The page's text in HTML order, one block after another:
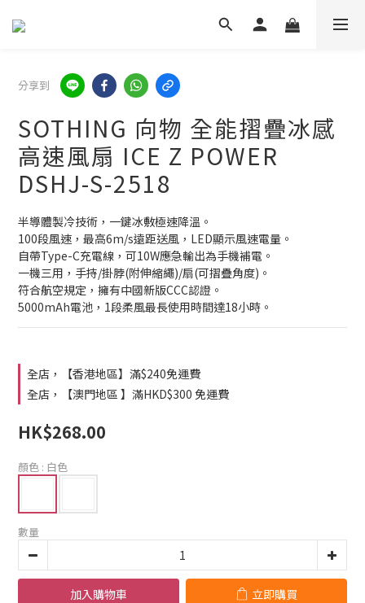
分享到
SOTHING 向物 全能摺疊冰感
高速風扇 ICE Z POWER
DSHJ-S-2518
半導體製冷技術，一鍵冰敷極速降溫。
100段風速，最高6m/s遠距送風，LED顯示風速電量。
自帶Type-C充電線，可10W應急輸出為手機補電。
一機三用，手持/掛脖(附伸縮繩)/扇(可摺疊角度)。
符合航空規定，擁有中國新版CCC認證。
5000mAh電池，1段柔風最長使用時間達18小時。
全店，【香港地區】滿$240免運費
全店，【澳門地區 】滿HKD$300 免運費
HK$268.00
顏色 : 白色
數量
加入購物車 立即購買